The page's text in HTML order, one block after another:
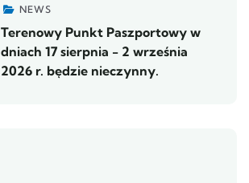
NEWS
Terenowy Punkt Paszportowy w
dniach 17 sierpnia - 2 września
2026 r. będzie nieczynny.